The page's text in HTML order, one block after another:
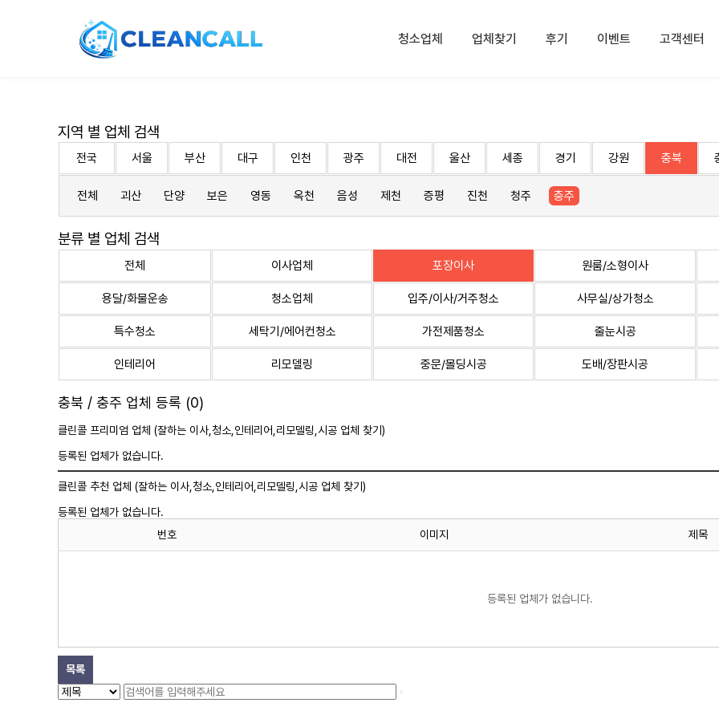
청소업체 업체찾기 후기 이벤트 고객센터
지역 별 업체 검색
전국 서울 부산 대구 인천 광주 대전 울산 세종 경기 강원 충북
전체 괴산 단양 보은 영동 옥천 음성 제천 증평 진천 청주 충주
분류 별 업체 검색
전체 이사업체 포장이사 원룸/소형이사
용달/화물운송 청소업체 입주/이사/거주청소 사무실/상가청소
특수청소 세탁기/에어컨청소 가전제품청소 줄눈시공
인테리어 리모델링 중문/몰딩시공 도배/장판시공
충북 / 충주 업체 등록 (0)
클린콜 프리미엄 업체 (잘하는 이사, 청소 ,인테리어,리모델링,시공 업체 찾기)
등록된 업체가 없습니다.
클린콜 추천 업체 (잘하는 이사, 청소 ,인테리어,리모델링,시공 업체 찾기)
등록된 업체가 없습니다.
번호
이미지 제목
등록된 업체가 없습니다.
목록